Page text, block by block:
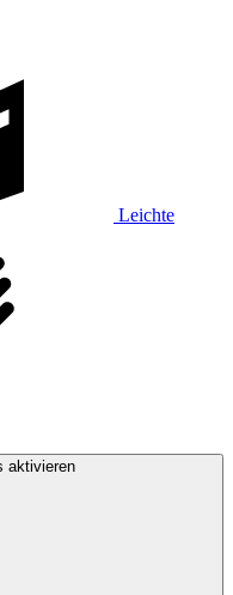
Leichte
aktivieren